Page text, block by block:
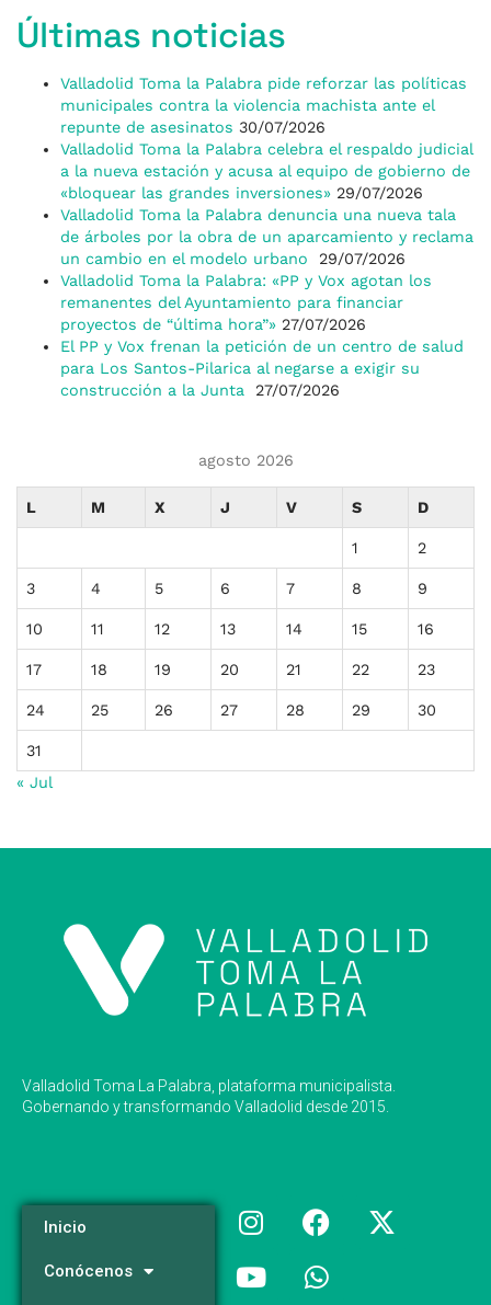
Últimas noticias
Valladolid Toma la Palabra pide reforzar las políticas
municipales contra la violencia machista ante el
repunte de asesinatos 30/07/2026
Valladolid Toma la Palabra celebra el respaldo judicial
a la nueva estación y acusa al equipo de gobierno de
«bloquear las grandes inversiones» 29/07/2026
Valladolid Toma la Palabra denuncia una nueva tala
de árboles por la obra de un aparcamiento y reclama
un cambio en el modelo urbano
29/07/2026
Valladolid Toma la Palabra: «PP y Vox agotan los
remanentes del Ayuntamiento para financiar
proyectos de “última hora”» 27/07/2026
El PP y Vox frenan la petición de un centro de salud
para Los Santos-Pilarica al negarse a exigir su
construcción a la Junta
27/07/2026
agosto 2026
L M X J V S D
1 2
3 4 5 6 7 8 9
10 11 12 13 14 15 16
17 18 19 20 21 22 23
24 25 26 27 28 29 30
31
« Jul
Valladolid Toma La Palabra, plataforma municipalista.
Gobernando y transformando Valladolid desde 2015.
Inicio
Conócenos